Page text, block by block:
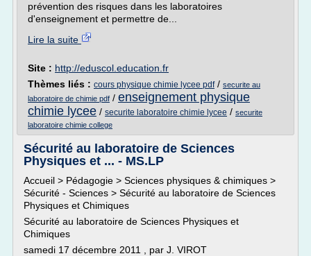
prévention des risques dans les laboratoires
d'enseignement et permettre de...
Lire la suite
Site : http://eduscol.education.fr
Thèmes liés : cours physique chimie lycee pdf/ securite au
laboratoire de chimie pdf / enseignement physique
chimie lycee / securite laboratoire chimie lycee / securite
laboratoire chimie college
Sécurité au laboratoire de Sciences
Physiques et ... - MS.LP
Accueil > Pédagogie > Sciences physiques & chimiques >
Sécurité - Sciences > Sécurité au laboratoire de Sciences
Physiques et Chimiques
Sécurité au laboratoire de Sciences Physiques et
Chimiques
samedi 17 décembre 2011 , par J. VIROT